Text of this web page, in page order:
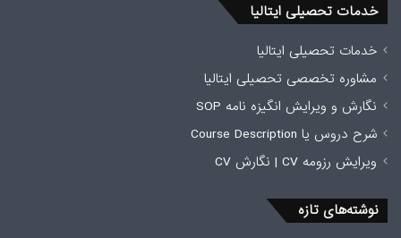
خدمات تحصیلی ایتالیا
خدمات تحصیلی ایتالیا
مشاوره تخصصی تحصیلی ایتالیا
نگارش و ویرایش انگیزه نامه SOP
شرح دروس یا Course Description
ویرایش رزومه CV | نگارش CV
نوشته‌های تازه